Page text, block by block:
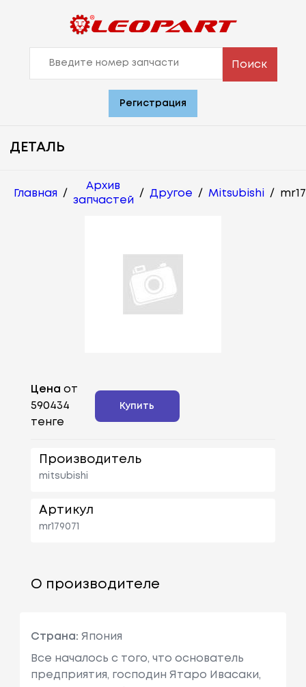
Поиск
Регистрация
ДЕТАЛЬ
Главная /
Архив
запчастей
/ Другое / Mitsubishi /
Цена от
590434
тенге
Купить
Производитель
mitsubishi
Артикул
mr179071
О производителе
Страна: Япония
Все началось с того, что основатель
предприятия, господин Ятаро Ивасаки,